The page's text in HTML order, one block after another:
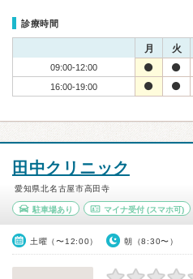
診療時間
月 火
09:00-12:00
16:00-19:00
田中クリニック
愛知県北名古屋市高田寺
駐車場あり マイナ受付(スマホ可)
土曜（〜12:00） 朝（8:30〜）